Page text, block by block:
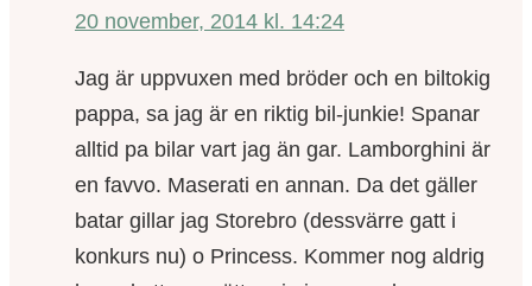
20 november, 2014 kl. 14:24
Jag är uppvuxen med bröder och en biltokig
pappa, sa jag är en riktig bil-junkie! Spanar
alltid pa bilar vart jag än gar. Lamborghini är
en favvo. Maserati en annan. Da det gäller
batar gillar jag Storebro (dessvärre gatt i
konkurs nu) o Princess. Kommer nog aldrig